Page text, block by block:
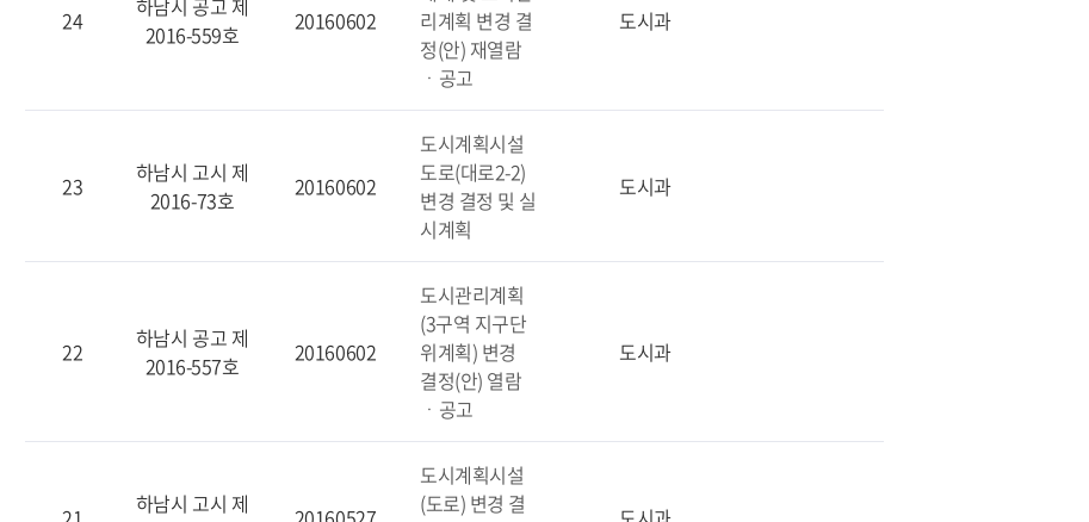
24
하남시 공고 제
2016-559호
20160602
리계획 변경 결
정(안) 재열람
ㆍ공고
도시과
23
하남시 고시 제
2016-73호
20160602
도시계획시설
도로(대로2-2)
변경 결정 및 실
시계획
도시과
22
하남시 공고 제
2016-557호
20160602
도시관리계획
(3구역 지구단
위계획) 변경
결정(안) 열람
ㆍ공고
도시과
하남시 고시 제
도시계획시설
(도로) 변경 결